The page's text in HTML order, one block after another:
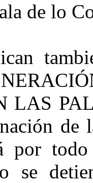
de lo
LAS
de
por
se